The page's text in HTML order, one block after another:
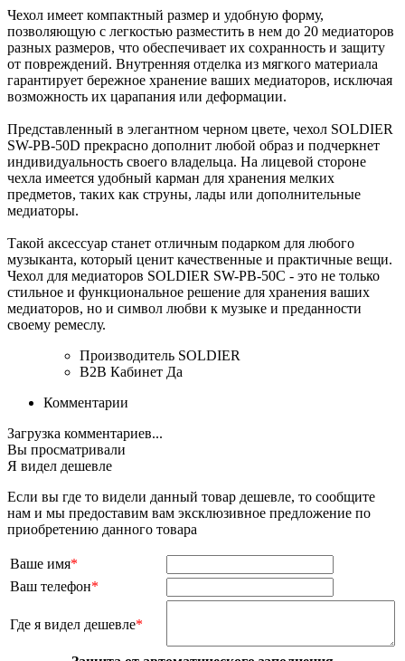
Чехол имеет компактный размер и удобную форму,
позволяющую с легкостью разместить в нем до 20 медиаторов
разных размеров, что обеспечивает их сохранность и защиту
от повреждений. Внутренняя отделка из мягкого материала
гарантирует бережное хранение ваших медиаторов, исключая
возможность их царапания или деформации.
Представленный в элегантном черном цвете, чехол SOLDIER
SW-PB-50D прекрасно дополнит любой образ и подчеркнет
индивидуальность своего владельца. На лицевой стороне
чехла имеется удобный карман для хранения мелких
предметов, таких как струны, лады или дополнительные
медиаторы.
Такой аксессуар станет отличным подарком для любого
музыканта, который ценит качественные и практичные вещи.
Чехол для медиаторов SOLDIER SW-PB-50C - это не только
стильное и функциональное решение для хранения ваших
медиаторов, но и символ любви к музыке и преданности
своему ремеслу.
Производитель SOLDIER
B2B Кабинет Да
Комментарии
Загрузка комментариев...
Вы просматривали
Я видел дешевле
Если вы где то видели данный товар дешевле, то сообщите
нам и мы предоставим вам эксклюзивное предложение по
приобретению данного товара
Ваше имя*
Ваш телефон*
Где я видел дешевле*